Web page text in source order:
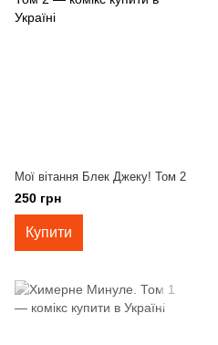
Мої вітання Блек Джеку! Том 2
250 грн
Купити